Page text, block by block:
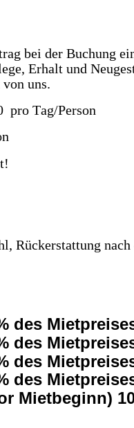
Rückerstattung
des
des
des
des
Mietbeginn)
bei der Buchung
Erhalt und
uns.
pro Tag/Person